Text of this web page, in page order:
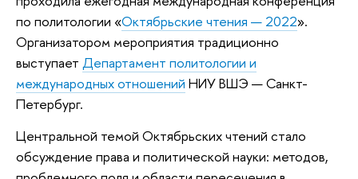
по политологии «Октябрьские чтения — 2022».
Организатором мероприятия традиционно
выступает Департамент политологии и
международных отношений НИУ ВШЭ — Санкт-
Петербург.
Центральной темой Октябрьских чтений стало
обсуждение права и политической науки: методов,